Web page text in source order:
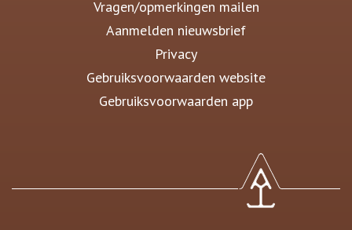
Vragen/opmerkingen mailen
Aanmelden nieuwsbrief
Privacy
Gebruiksvoorwaarden website
Gebruiksvoorwaarden app